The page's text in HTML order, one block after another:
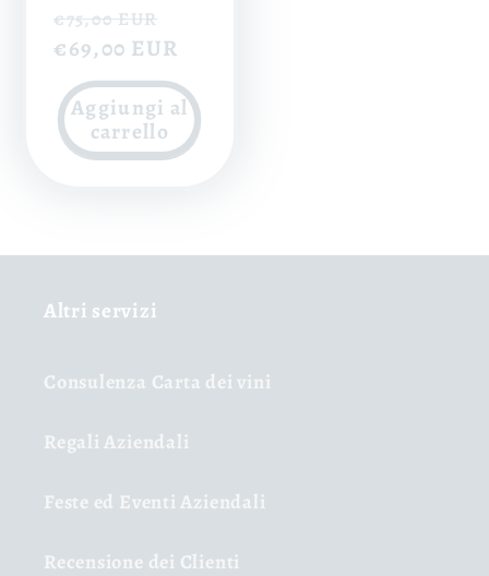
Prezzo
di
listino
€75,00 EUR
scontato
€69,00 EUR
Aggiungi al
carrello
Altri servizi
Consulenza Carta dei vini
Regali Aziendali
Feste ed Eventi Aziendali
Recensione dei Clienti